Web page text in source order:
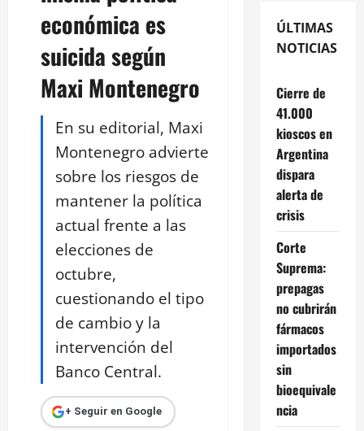
económica es
suicida según
Maxi Montenegro
En su editorial, Maxi
Montenegro advierte
sobre los riesgos de
mantener la política
actual frente a las
elecciones de
octubre,
cuestionando el tipo
de cambio y la
intervención del
Banco Central.
+ Seguir en Google
ÚLTIMAS
NOTICIAS
Cierre de
41.000
kioscos en
Argentina
dispara
alerta de
crisis
Corte
Suprema:
prepagas
no cubrirán
fármacos
importados
sin
bioequivale
ncia